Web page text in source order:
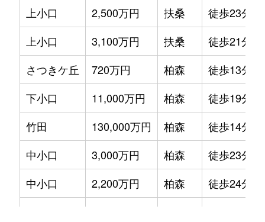
さつきケ丘
1,700万円 柏森
徒歩13
下小口
1,400万円 柏森
徒歩23
下小口
1,600万円 柏森
徒歩24
下小口
2,100万円 柏森
徒歩23
高橋
3,200万円 布袋
徒歩45
竹田
350万円 柏森
徒歩18
竹田
120万円 柏森
徒歩19
上小口
2,500万円 扶桑 徒歩23分
上小口
3,100万円 扶桑 徒歩21分
さつきケ丘
720万円 柏森 徒歩13分
下小口
11,000万円 柏森 徒歩19分
竹田
130,000万円 柏森 徒歩14分
中小口
3,000万円 柏森 徒歩23分
中小口
2,200万円 柏森 徒歩24分